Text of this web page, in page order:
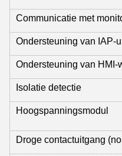
Communicatie met
Ondersteuning van IAP-
Ondersteuning van HMI-
Isolatie detectie
Hoogspanningsmodul
Droge contactuitgang